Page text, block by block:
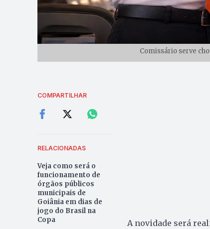
Comissário serve
COMPARTILHAR
RELACIONADAS
Veja como será o
funcionamento de
órgãos públicos
municipais de
Goiânia em dias de
jogo do Brasil na
Copa
A novidade será